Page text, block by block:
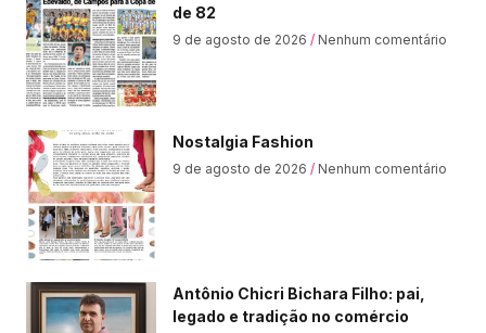
de 82
9 de agosto de 2026 Nenhum comentário
Nostalgia Fashion
9 de agosto de 2026 Nenhum comentário
Antônio Chicri Bichara Filho: pai,
legado e tradição no comércio